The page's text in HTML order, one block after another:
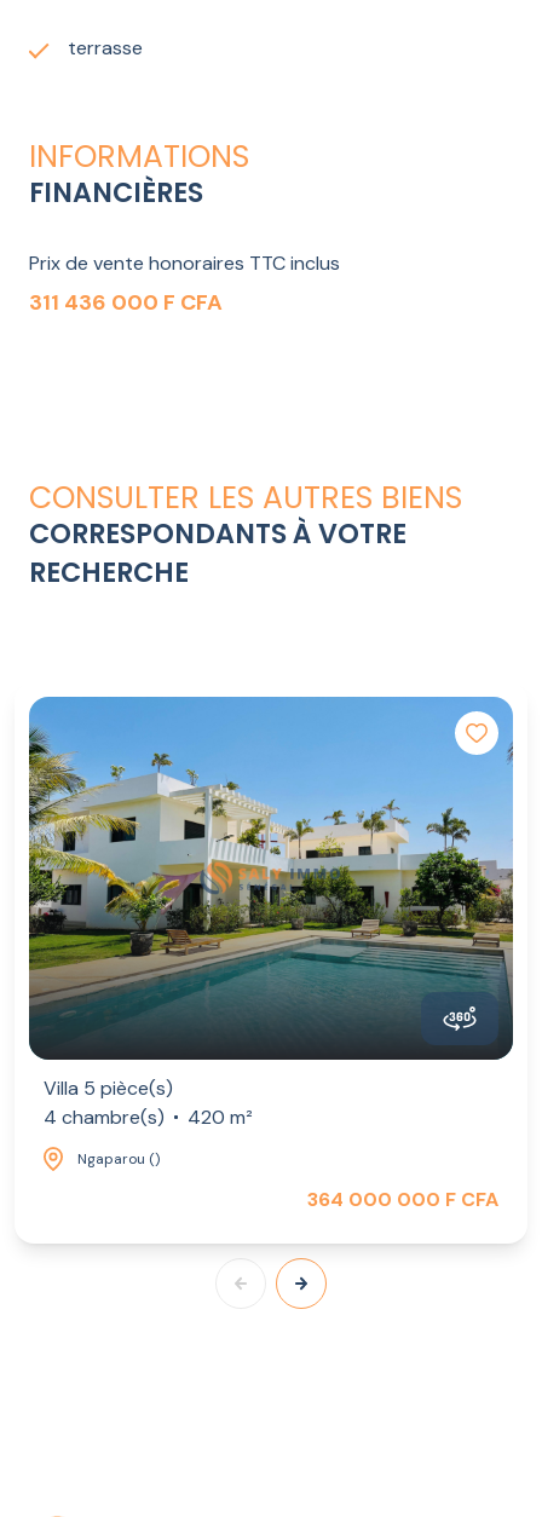
terrasse
INFORMATIONS
FINANCIÈRES
Prix de vente honoraires TTC inclus
311 436 000 F CFA
CONSULTER LES AUTRES BIENS
CORRESPONDANTS À VOTRE
RECHERCHE
Villa 5 pièce(s)
4 chambre(s)
420 m²
Ngaparou ()
364 000 000 F CFA